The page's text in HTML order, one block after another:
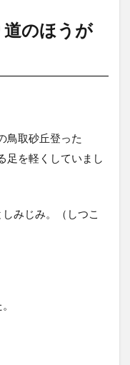
のほうが
鳥取砂丘登った
足を軽くしていまし
みじみ。（しつこ